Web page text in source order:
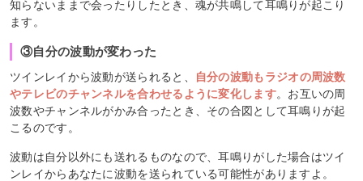
知らないままで会ったりしたとき、魂が共鳴して耳鳴りが起こり
ます。
③自分の波動が変わった
ツインレイから波動が送られると、
自分の波動もラジオの周波数
やテレビのチャンネルを合わせるように変化します。お互いの周
波数やチャンネルがかみ合ったとき、その合図として耳鳴りが起
こるのです。
波動は自分以外にも送れるものなので、耳鳴りがした場合はツイ
ンレイからあなたに波動を送られている可能性がありますよ。